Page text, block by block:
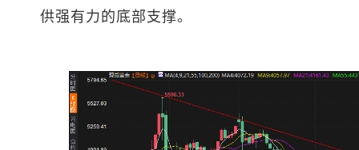
供强有力的底部支撑。